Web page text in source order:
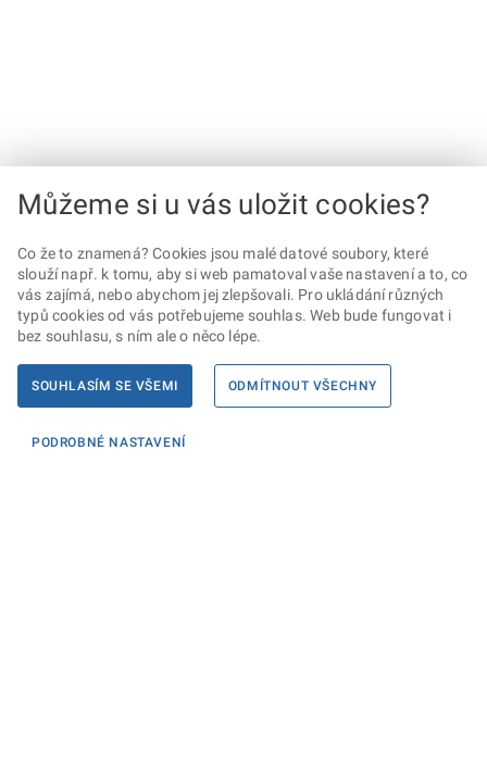
Můžeme si u vás uložit cookies?
Co že to znamená? Cookies jsou malé datové soubory, které
slouží např. k tomu, aby si web pamatoval vaše nastavení a to, co
vás zajímá, nebo abychom jej zlepšovali. Pro ukládání různých
typů cookies od vás potřebujeme souhlas. Web bude fungovat i
bez souhlasu, s ním ale o něco lépe.
SOUHLASÍM SE VŠEMI ODMÍTNOUT VŠECHNY
PODROBNÉ NASTAVENÍ